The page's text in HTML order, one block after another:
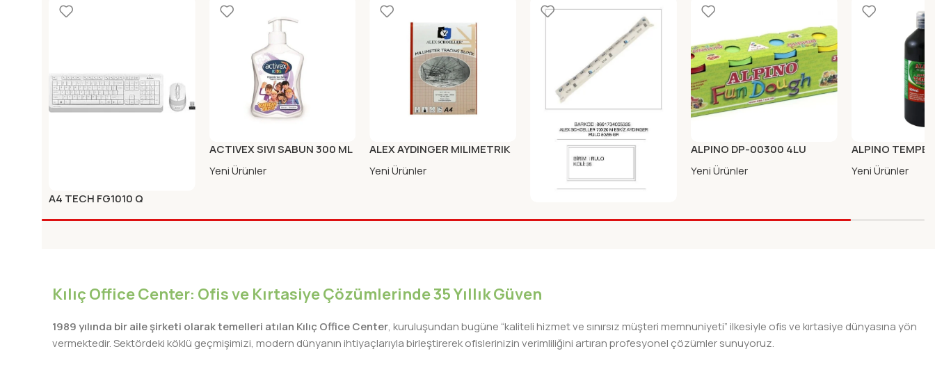
A4 TECH FG1010 Q
Yeni Ürünler
ACTIVEX SIVI SABUN 300 ML
KIDS
Yeni Ürünler
ALEX AYDINGER MILIMETRIK
AYDINGER A4 KIRMIZI 30LU
Yeni Ürünler
20X70cm
ALPINO DP-00300 4LU
OYUN HAMURU FOSFORLU
Yeni Ürünler
ALPINO
SULUBOYA
Yeni Ürünler
Kılıç Office Center: Ofis ve Kırtasiye Çözümlerinde 35 Yıllık Güven
1989 yılında bir aile şirketi olarak temelleri atılan Kılıç Office Center, kuruluşundan bugüne “kaliteli hizmet ve sınırsız müşteri memnuniyeti” ilkesiyle ofis ve kırtasiye dünyasına yön
vermektedir. Sektördeki köklü geçmişimizi, modern dünyanın ihtiyaçlarıyla birleştirerek ofislerinizin verimliliğini artıran profesyonel çözümler sunuyoruz.